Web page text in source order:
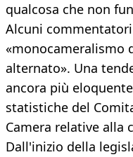
qualcosa che non
Alcuni
«monocameralismo
alternato». Una
ancora più
statistiche del
Camera relative alla
Dall'inizio della